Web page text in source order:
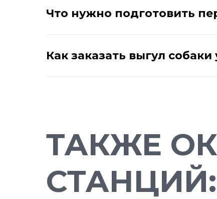
Что нужно подготовить
Как заказать выгул
ТАКЖЕ
СТАНЦИЙ: